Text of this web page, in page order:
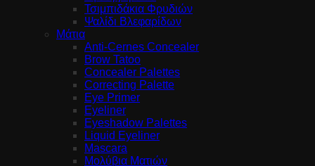
Τσιμπιδάκια Φρυδιών
Ψαλίδι Βλεφαρίδων
Μάτια
Anti-Cernes Concealer
Brow Tatoo
Concealer Palettes
Correcting Palette
Eye Primer
Eyeliner
Eyeshadow Palettes
Liquid Eyeliner
Mascara
Μολύβια Ματιών